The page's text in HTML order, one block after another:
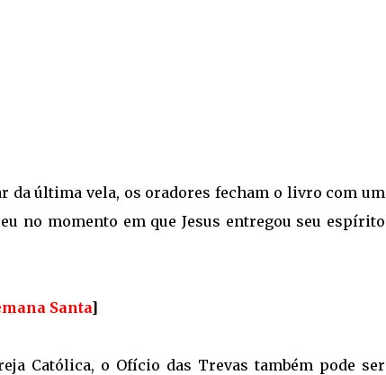
da última vela, os oradores fecham o livro com um
no momento em que Jesus entregou seu espírito
Santa]
Católica, o Ofício das Trevas também pode ser